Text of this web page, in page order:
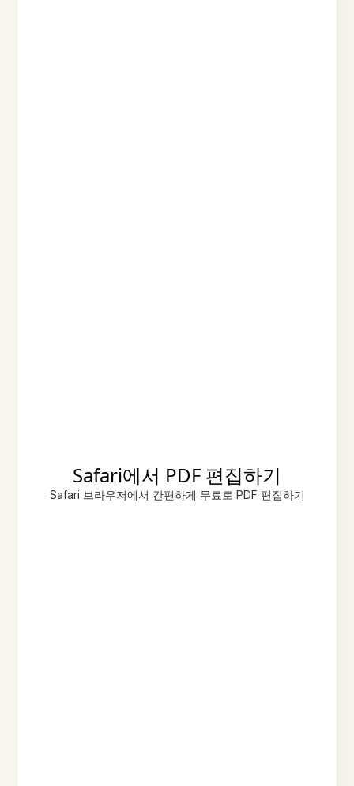
Safari에서 PDF 편집하기
Safari 브라우저에서 간편하게 무료로 PDF 편집하기